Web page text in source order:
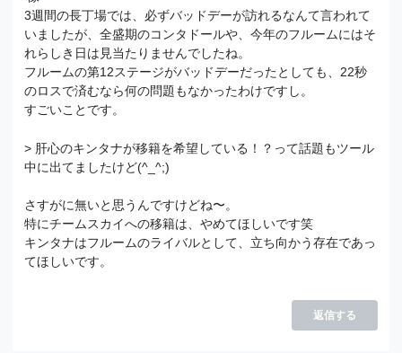
3週間の長丁場では、必ずバッドデーが訪れるなんて言われて
いましたが、全盛期のコンタドールや、今年のフルームにはそ
れらしき日は見当たりませんでしたね。
フルームの第12ステージがバッドデーだったとしても、22秒
のロスで済むなら何の問題もなかったわけですし。
すごいことです。
> 肝心のキンタナが移籍を希望している！？って話題もツール
中に出てましたけど(^_^;)
さすがに無いと思うんですけどね〜。
特にチームスカイへの移籍は、やめてほしいです笑
キンタナはフルームのライバルとして、立ち向かう存在であっ
てほしいです。
返信する